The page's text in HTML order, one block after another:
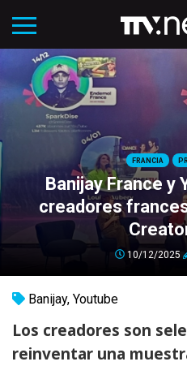
FRANCIA
Banijay France y
creadores
10/12/2025
Banijay, Youtube
Los creadores son
reinventar una